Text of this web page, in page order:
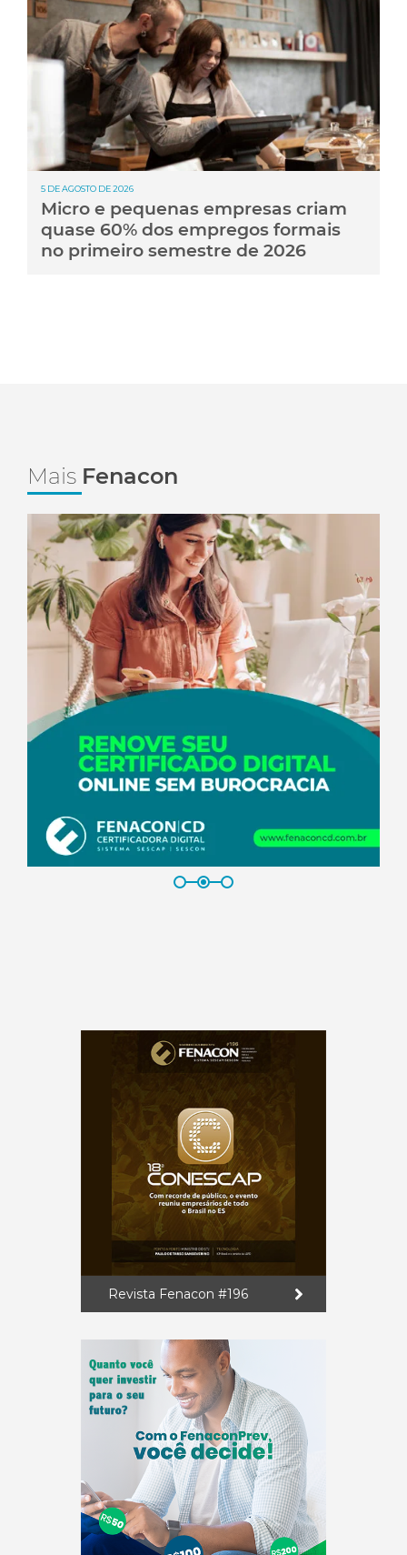
5 DE AGOSTO DE 2026
Micro e pequenas empresas criam
quase 60% dos empregos formais
no primeiro semestre de 2026
Mais Fenacon
Revista Fenacon #196